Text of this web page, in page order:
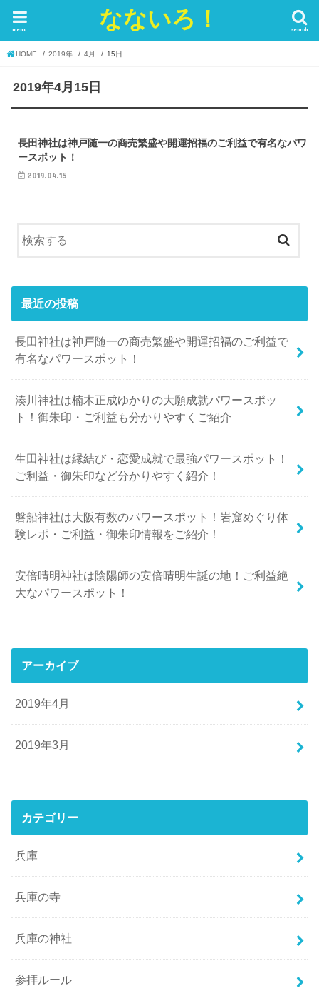
なないろ！ search
menu
HOME 2019年 4月 15日
2019年4月15日
兵庫
長田神社は神戸随一の商売繁盛や開運招福のご利益で有名なパワ
ースポット！
2019.04.15
最近の投稿
長田神社は神戸随一の商売繁盛や開運招福のご利益で
有名なパワースポット！
湊川神社は楠木正成ゆかりの大願成就パワースポッ
ト！御朱印・ご利益も分かりやすくご紹介
生田神社は縁結び・恋愛成就で最強パワースポット！
ご利益・御朱印など分かりやすく紹介！
磐船神社は大阪有数のパワースポット！岩窟めぐり体
験レポ・ご利益・御朱印情報をご紹介！
安倍晴明神社は陰陽師の安倍晴明生誕の地！ご利益絶
大なパワースポット！
アーカイブ
2019年4月
2019年3月
カテゴリー
兵庫
兵庫の寺
兵庫の神社
参拝ルール